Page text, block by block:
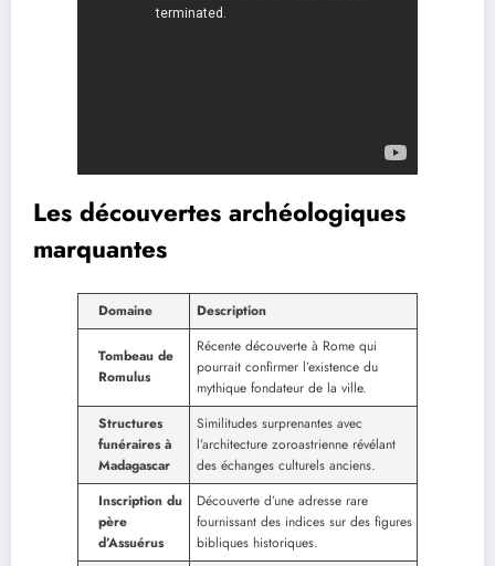
Les découvertes archéologiques
marquantes
Domaine Description
Tombeau de
Romulus
Récente découverte à Rome qui
pourrait confirmer l’existence du
mythique fondateur de la ville.
Structures
funéraires à
Madagascar
Similitudes surprenantes avec
l’architecture zoroastrienne révélant
des échanges culturels anciens.
Inscription du
père
d’Assuérus
Découverte d’une adresse rare
fournissant des indices sur des figures
bibliques historiques.